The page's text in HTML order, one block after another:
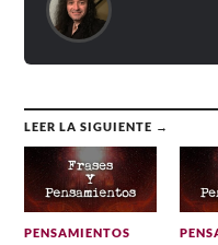
LEER LA SIGUIENTE →
PENSAMIENTOS